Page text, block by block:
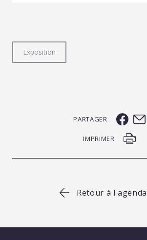
Exposition
PARTAGER
IMPRIMER
Retour à l'agenda